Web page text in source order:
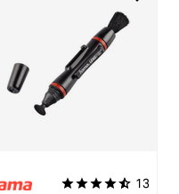
Durchschnittliche
13